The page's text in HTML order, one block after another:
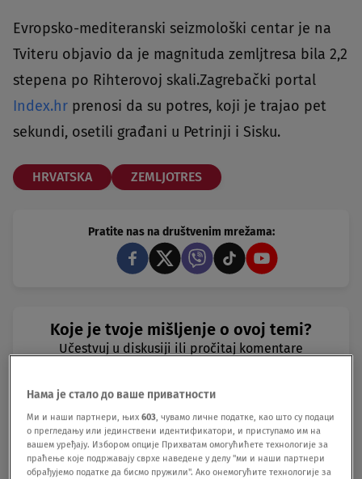
Evropsko-mediteranski seizmološki centar je na
Tviteru objavio da je magnituda zemljtresa bila 2,2
stepena po Rihterovoj skali.Zagrebački portal
Index.hr prenosi da su potres, koji je trajao pet
sekundi, osetili građani u Petrinji i Sisku.
HRVATSKA ZEMLJOTRES
Pratite nas na društvenim mrežama:
Koje je tvoje mišljenje o ovoj temi?
Učestvuj u diskusiji ili pročitaj komentare
Нама је стало до ваше приватности
Ми и наши партнери, њих603, чувамо личне податке, као што су подаци
о прегледању или јединствени идентификатори, и приступамо им на
вашем уређају. Избором опције Прихватам омогућићете технологије за
праћење које подржавају сврхе наведене у делу "ми и наши партнери
обрађујемо податке да бисмо пружили". Ако онемогућите технологије за